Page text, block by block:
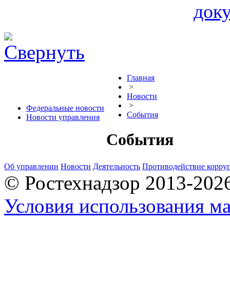
Федеральные новости
Новости управления
Главная
>
Новости
>
События
События
Об управлении Новости Деятельность Противодействие
© Ростехнадзор 2013-
Условия использования